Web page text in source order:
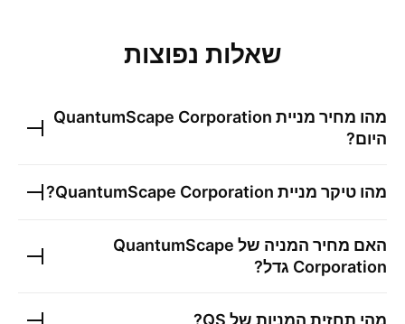
שאלות נפוצות
מהו מחיר מניית QuantumScape Corporation
היום?
מהו טיקר מניית QuantumScape Corporation
?
האם מחיר המניה של QuantumScape
Corporation גדל?
מהי תחזית המניות של QS
?